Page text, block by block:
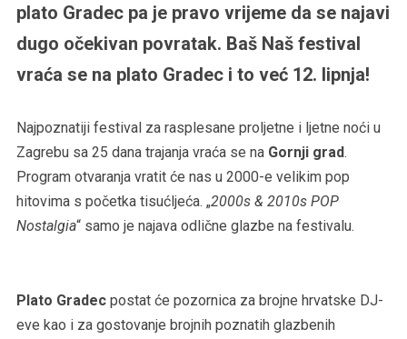
plato Gradec pa je pravo vrijeme da se najavi
dugo očekivan povratak. Baš Naš festival
vraća se na plato Gradec i to već 12. lipnja!
Najpoznatiji festival za rasplesane proljetne i ljetne noći u
Zagrebu sa 25 dana trajanja vraća se na Gornji grad.
Program otvaranja vratit će nas u 2000-e velikim pop
hitovima s početka tisućljeća. „2000s & 2010s POP
Nostalgia“ samo je najava odlične glazbe na festivalu.
Plato Gradecpostat će pozornica za brojne hrvatske DJ-
eve kao i za gostovanje brojnih poznatih glazbenih